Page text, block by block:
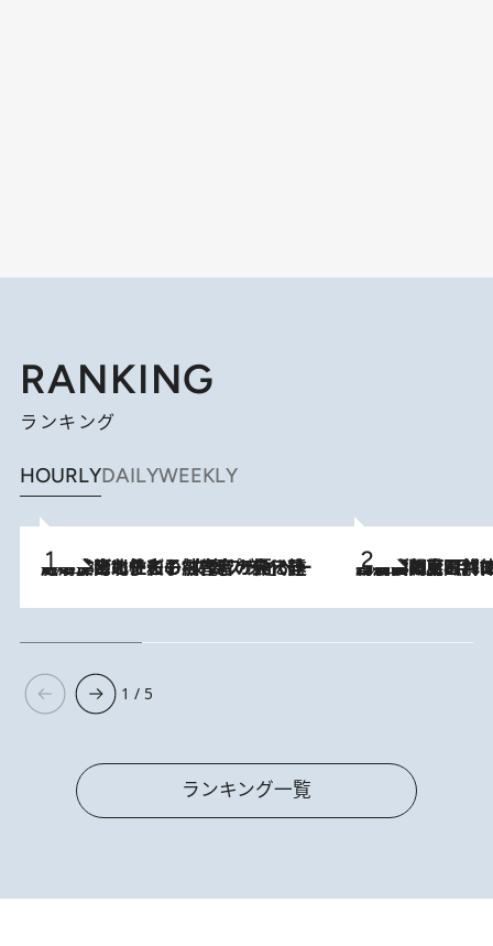
RANKING
ランキング
HOURLYDAILYWEEKLY
2026.8.3
《「文士の子ども被害者の会」発足！》阿川佐和子（72）が語る遠藤周作に北杜夫、劇作家・矢代静一の子どもたちの“文豪プライベート事件簿” 2026.8.8
「最後に見られてよかった」上野動物園の東園パンダ舎が解体前に特別公開。8月16日まで延長されたパネル展と共に辿る“半世紀”のパンダ飼育《解体工事の図面あり》
1 / 5
ランキング一覧